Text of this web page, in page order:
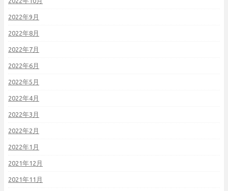
2022年9月
2022年8月
2022年7月
2022年6月
2022年5月
2022年4月
2022年3月
2022年2月
2022年1月
2021年12月
2021年11月